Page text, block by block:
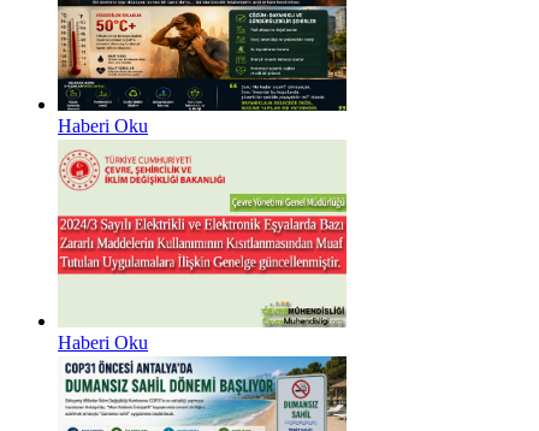
Haberi Oku
Haberi Oku